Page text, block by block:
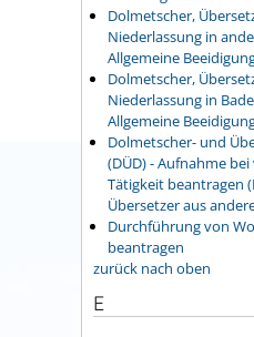
Dolmetscher,
Niederlassung in
Allgemeine
Dolmetscher,
Niederlassung in
Allgemeine
Dolmetscher- und
(DÜD) - Aufnahme
Tätigkeit beantragen
Übersetzer aus
Durchführung von
beantragen
zurück nach oben
E